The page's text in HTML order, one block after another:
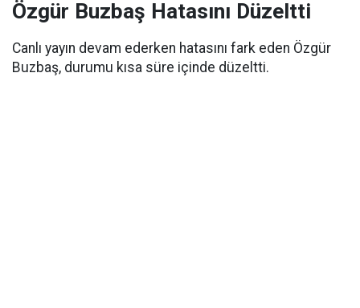
Özgür Buzbaş Hatasını Düzeltti
Canlı yayın devam ederken hatasını fark eden Özgür
Buzbaş, durumu kısa süre içinde düzeltti.